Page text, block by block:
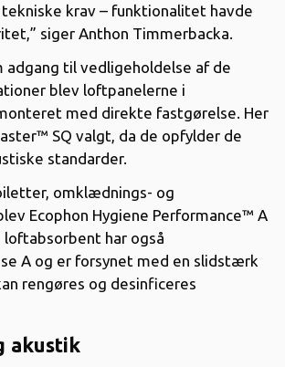
krav – funktionalitet havde
siger Anthon Timmerbacka.
adgang til vedligeholdelse af de
blev loftpanelerne i
med direkte fastgørelse. Her
SQ valgt, da de opfylder de
standarder.
omklædnings- og
Ecophon Hygiene Performance™ A
loftabsorbent har også
A og er forsynet med en slidstærk
rengøres og desinficeres
akustik